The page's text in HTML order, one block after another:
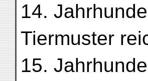
14.
Tiermuster
15.